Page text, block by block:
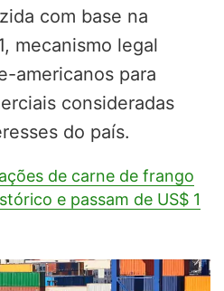
com base na
mecanismo legal
americanos para
consideradas
do país.
de carne de frango
e passam de US$ 1